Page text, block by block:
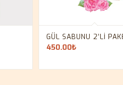
GÜL SABUNU 2’LI
450.00₺